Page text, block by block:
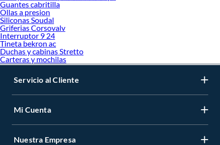
Guantes cabritilla
Ollas a presion
Siliconas Soudal
Griferias Corsovalv
Interruptor 9 24
Tineta bekron ac
Duchas y cabinas Stretto
Carteras y mochilas
Servicio al Cliente
Mi Cuenta
Nuestra Empresa